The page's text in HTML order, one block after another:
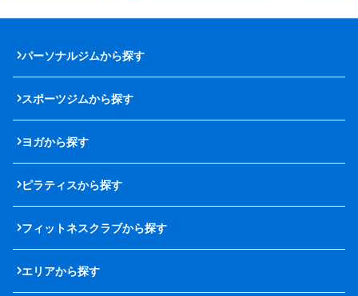
パーソナルジムから探す
スポーツジムから探す
ヨガから探す
ピラティスから探す
フィットネスクラブから探す
エリアから探す